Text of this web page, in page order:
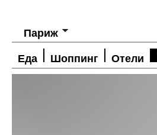
Париж
Еда Шоппинг Отели